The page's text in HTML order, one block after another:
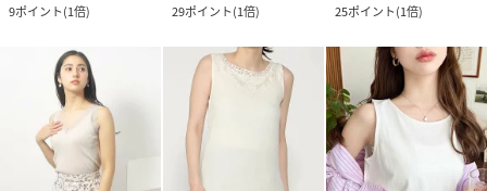
9ポイント(1倍)
29ポイント(1倍)
25ポイント(1倍)